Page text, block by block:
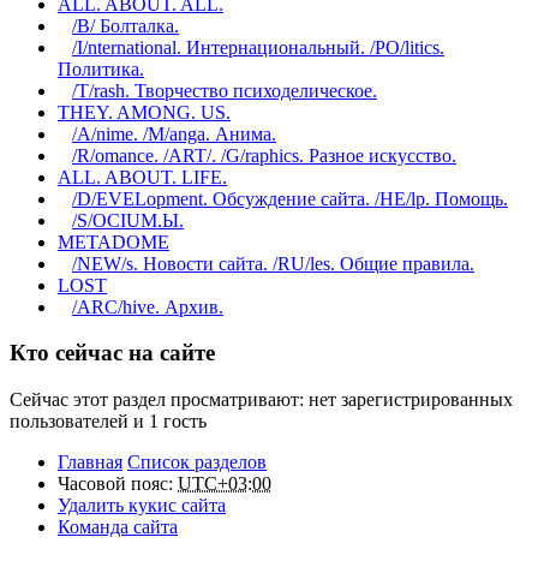
/B/ Болталка.
/I/nternational. Интернациональный. /PO/litics.
Политика.
/T/rash. Творчество психоделическое.
THEY. AMONG. US.
/A/nime. /M/anga. Анима.
/R/omance. /ART/. /G/raphics. Разное искусство.
ALL. ABOUT. LIFE.
/D/EVELopment. Обсуждение сайта. /HE/lp. Помощь.
/S/OCIUM.Ы.
METADOME
/NEW/s. Новости сайта. /RU/les. Общие правила.
LOST
/ARC/hive. Архив.
Кто сейчас на сайте
Сейчас этот раздел просматривают: нет зарегистрированных
пользователей и 1 гость
Главная Список разделов
Часовой пояс: UTC+03:00
Удалить кукис сайта
Команда сайта